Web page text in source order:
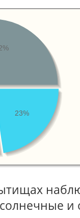
23%